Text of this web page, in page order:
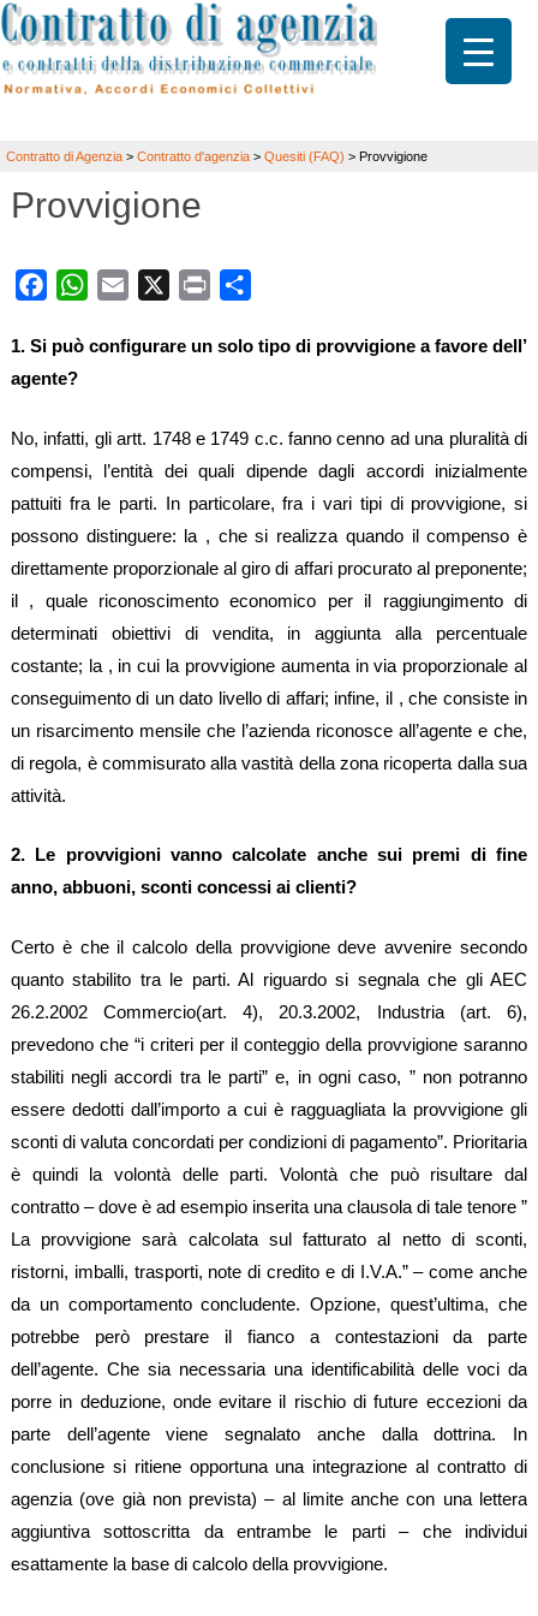
Contratto di Agenzia > Contratto d'agenzia > Quesiti (FAQ) > Provvigione
Provvigione
FacebookWhatsApp
Email Print
1. Si può configurare un solo tipo di provvigione a favore dell’
agente?
No, infatti, gli artt. 1748 e 1749 c.c. fanno cenno ad una pluralità di
compensi, l’entità dei quali dipende dagli accordi inizialmente
pattuiti fra le parti. In particolare, fra i vari tipi di provvigione, si
possono distinguere: la , che si realizza quando il compenso è
direttamente proporzionale al giro di affari procurato al preponente;
il , quale riconoscimento economico per il raggiungimento di
determinati obiettivi di vendita, in aggiunta alla percentuale
costante; la , in cui la provvigione aumenta in via proporzionale al
conseguimento di un dato livello di affari; infine, il , che consiste in
un risarcimento mensile che l’azienda riconosce all’agente e che,
di regola, è commisurato alla vastità della zona ricoperta dalla sua
attività.
2. Le provvigioni vanno calcolate anche sui premi di fine
anno, abbuoni, sconti concessi ai clienti?
Certo è che il calcolo della provvigione deve avvenire secondo
quanto stabilito tra le parti. Al riguardo si segnala che gli AEC
26.2.2002 Commercio(art. 4), 20.3.2002, Industria (art. 6),
prevedono che “i criteri per il conteggio della provvigione saranno
stabiliti negli accordi tra le parti” e, in ogni caso, ” non potranno
essere dedotti dall’importo a cui è ragguagliata la provvigione gli
sconti di valuta concordati per condizioni di pagamento”. Prioritaria
è quindi la volontà delle parti. Volontà che può risultare dal
contratto – dove è ad esempio inserita una clausola di tale tenore ”
La provvigione sarà calcolata sul fatturato al netto di sconti,
ristorni, imballi, trasporti, note di credito e di I.V.A.” – come anche
da un comportamento concludente. Opzione, quest’ultima, che
potrebbe però prestare il fianco a contestazioni da parte
dell’agente. Che sia necessaria una identificabilità delle voci da
porre in deduzione, onde evitare il rischio di future eccezioni da
parte dell’agente viene segnalato anche dalla dottrina. In
conclusione si ritiene opportuna una integrazione al contratto di
agenzia (ove già non prevista) – al limite anche con una lettera
aggiuntiva sottoscritta da entrambe le parti – che individui
esattamente la base di calcolo della provvigione.